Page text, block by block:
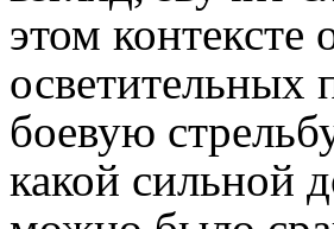
этом контексте
осветительных
боевую
какой сильной